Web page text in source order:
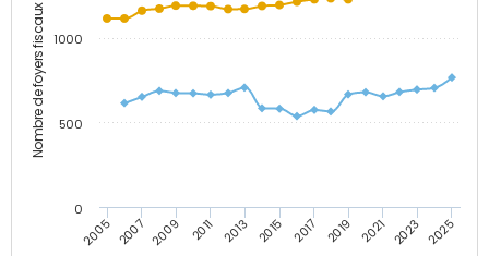
Nombre de foyers fiscaux
2005 2007 2009 2011 2013 2015 2017 2019 2021 2023 2025
0
500
1000